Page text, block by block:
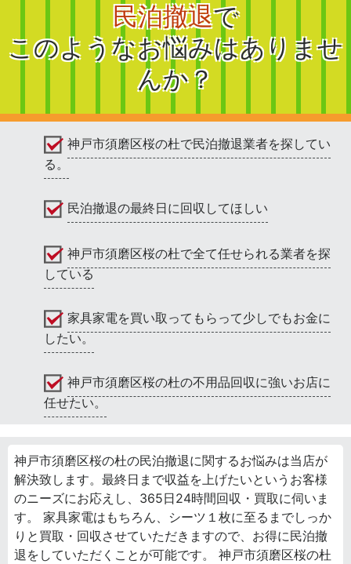
民泊撤退で
このようなお悩みはありませ
んか？
神戸市須磨区桜の杜で民泊撤退業者を探してい
る。
民泊撤退の最終日に回収してほしい
神戸市須磨区桜の杜で全て任せられる業者を探
している
家具家電を買い取ってもらって少しでもお金に
したい。
神戸市須磨区桜の杜の不用品回収に強いお店に
任せたい。
神戸市須磨区桜の杜の民泊撤退に関するお悩みは当店が
解決致します。最終日まで収益を上げたいというお客様
のニーズにお応えし、365日24時間回収・買取に伺いま
す。 家具家電はもちろん、シーツ１枚に至るまでしっか
りと買取・回収させていただきますので、お得に民泊撤
退をしていただくことが可能です。 神戸市須磨区桜の杜